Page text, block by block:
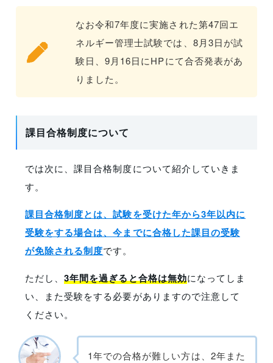
なお令和7年度に実施された第47回エ
ネルギー管理士試験では、8月3日が試
験日、9月16日にHPにて合否発表があ
りました。
課目合格制度について
では次に、課目合格制度について紹介していきま
す。
課目合格制度とは、試験を受けた年から3年以内に
受験をする場合は、今までに合格した課目の受験
が免除される制度です。
ただし、3年間を過ぎると合格は無効になってしま
い、また受験をする必要がありますので注意して
ください。
1年での合格が難しい方は、2年また